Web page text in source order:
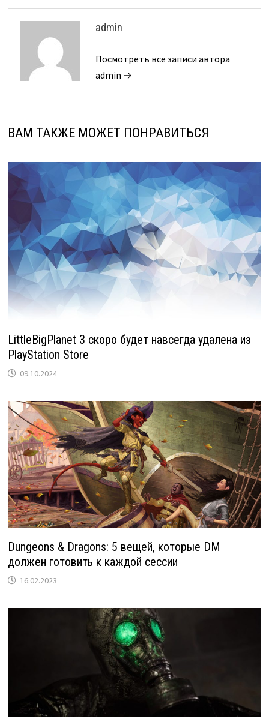
admin
Посмотреть все записи автора
admin →
ВАМ ТАКЖЕ МОЖЕТ ПОНРАВИТЬСЯ
LittleBigPlanet 3 скоро будет навсегда удалена из
PlayStation Store
09.10.2024
Dungeons & Dragons: 5 вещей, которые DM
должен готовить к каждой сессии
16.02.2023